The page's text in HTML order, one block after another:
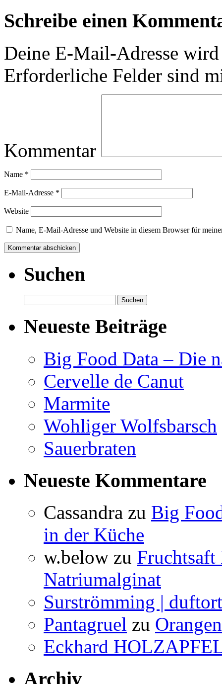
Schreibe einen
Deine E-Mail-Adresse
Erforderliche Felder sind
Kommentar
Name *
E-Mail-Adresse *
Website
Name, E-Mail-Adresse und Website in diesem Browser für
Suchen
nach:
Neueste Beiträge
Big Food Data – Die
Cervelle de Canut
Marmite
Wohliger Wolfsbarsch
Sauerbraten
Neueste Kommentare
Cassandra zu Big
in der Küche
w.below zu
Natriumalginat
Surströmming |
Pantagruel zu
Eckhard
Archiv